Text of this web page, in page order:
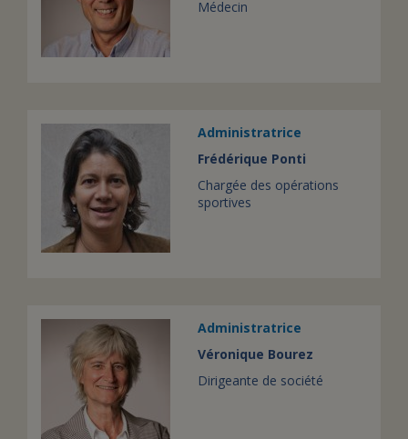
Médecin
Administratrice
Frédérique Ponti
Chargée des opérations
sportives
Administratrice
Véronique Bourez
Dirigeante de société